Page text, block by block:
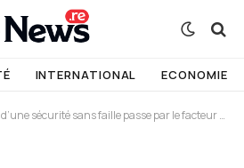
INTERNATIONAL ECONOMIE
sécurité sans faille passe par le facteur humain